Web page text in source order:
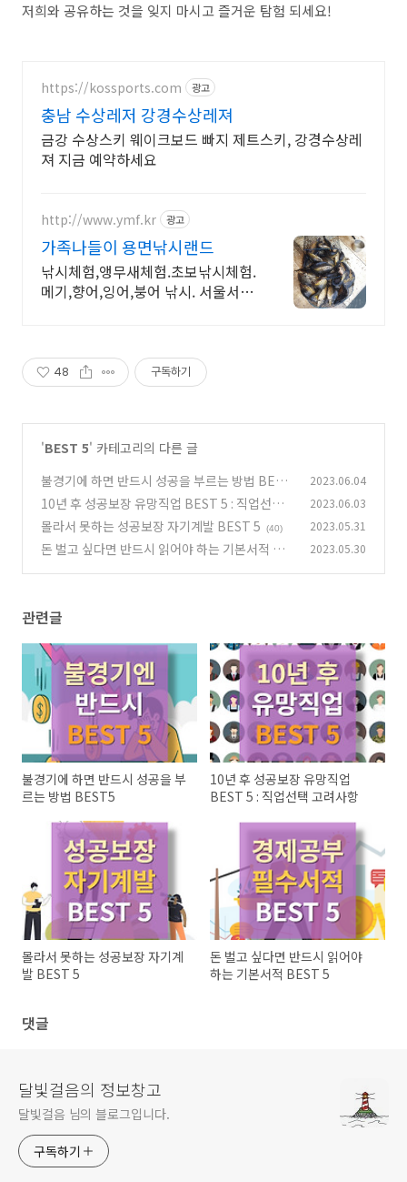
저희와 공유하는 것을 잊지 마시고 즐거운 탐험 되세요!
https://kossports.com 광고
충남 수상레저 강경수상레져
금강 수상스키 웨이크보드 빠지 제트스키, 강경수상레
져 지금 예약하세요
http://www.ymf.kr 광고
가족나들이 용면낚시랜드
낚시체험,앵무새체험.초보낚시체험.
메기,향어,잉어,붕어 낚시. 서울서
48 구독하기
'BEST 5' 카테고리의 다른 글
불경기에 하면 반드시 성공을 부르는 방법 BEST
5
(26)
2023.06.04
10년 후 성공보장 유망직업 BEST 5 : 직업선택
고려사항 (23)
2023.06.03
몰라서 못하는 성공보장 자기계발 BEST 5 (40) 2023.05.31
돈 벌고 싶다면 반드시 읽어야 하는 기본서적 BE
2023.05.30
관련글
불경기에 하면 반드시 성공을 부
르는 방법 BEST5
10년 후 성공보장 유망직업
BEST 5 : 직업선택 고려사항
몰라서 못하는 성공보장 자기계
발 BEST 5
돈 벌고 싶다면 반드시 읽어야
하는 기본서적 BEST 5
댓글
달빛걸음의 정보창고
달빛걸음 님의 블로그입니다.
구독하기